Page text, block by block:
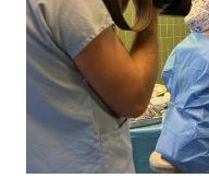
PŘICHÁZÍ
ADAPTIVNÍ
HLUBOKÁ
MOZKOVÁ
STIMULACE